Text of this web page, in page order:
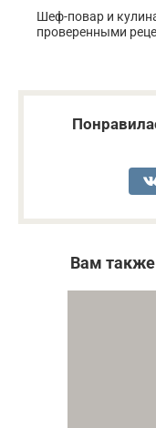
Шеф-повар и
проверенными
Вам